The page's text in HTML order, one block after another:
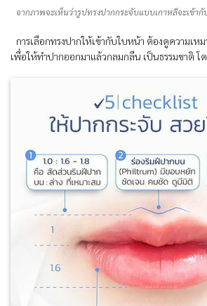
จากภาพจะเห็นว่ารูปทรงปากกระจับแบบเกาหลีจะเข้า
การเลือกทรงปากให้เข้ากับใบหน้า ต้องดูความเ
เพื่อให้ทำปากออกมาแล้วกลมกลืน เป็นธรรมชาติ